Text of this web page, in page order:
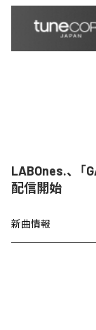
LABOnes.、「
配信開始
新曲情報